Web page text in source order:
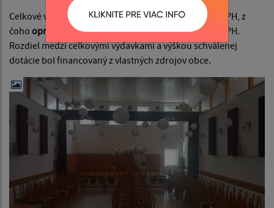
Celkové výdavky projektu predstavujú 30 847,01 €
s DPH, z
čoho oprávnené výdavkyboli vo výške27 725,17 €
s DPH.
Rozdiel medzi celkovými výdavkami a výškou schválenej
dotácie bol financovaný z vlastných zdrojov obce.